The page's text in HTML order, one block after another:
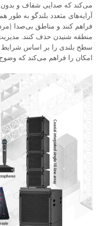
می‌کند که صدایی شفاف و بدون
آرایه‌های متعدد بلندگو به طور
فراهم کنند و مناطق بی‌صدا
منطقه شنیدن حذف کنند.
سطح بلندی را بر اساس
امکان را فراهم می‌کند که